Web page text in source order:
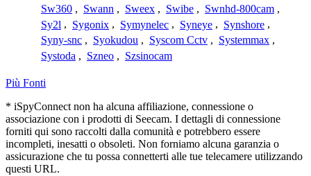
Sw360 , Swann , Sweex , Swibe , Swnhd-800cam ,
Sy2l , Sygonix , Symynelec , Syneye , Synshore ,
Syny-snc , Syokudou , Syscom Cctv , Systemmax ,
Systoda , Szneo , Szsinocam
Più Fonti
* iSpyConnect non ha alcuna affiliazione, connessione o
associazione con i prodotti di Seecam. I dettagli di connessione
forniti qui sono raccolti dalla comunità e potrebbero essere
incompleti, inesatti o obsoleti. Non forniamo alcuna garanzia o
assicurazione che tu possa connetterti alle tue telecamere utilizzando
questi URL.